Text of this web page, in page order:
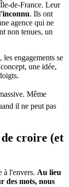
de-France. Leur
. Ils ont
agence qui ne
non tenues, un
engagements se
une idée,
Même
il ne peut pas
croire (et
à l'envers. Au lieu
des mots, nous